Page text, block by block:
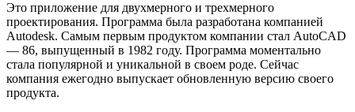
Это приложение для двухмерного и трехмерного
проектирования. Программа была разработана компанией
Autodesk. Самым первым продуктом компании стал AutoCAD
— 86, выпущенный в 1982 году. Программа моментально
стала популярной и уникальной в своем роде. Сейчас
компания ежегодно выпускает обновленную версию своего
продукта.